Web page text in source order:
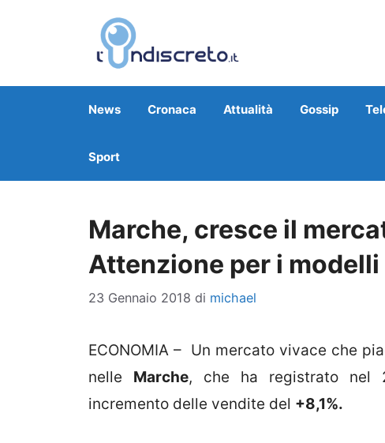
News Cronaca Attualità Gossip
Sport
Marche, cresce il
Attenzione per i modelli
23 Gennaio 2018 di michael
ECONOMIA – Un mercato vivace che
nelle Marche, che ha registrato nel
incremento delle vendite del +8,1%.